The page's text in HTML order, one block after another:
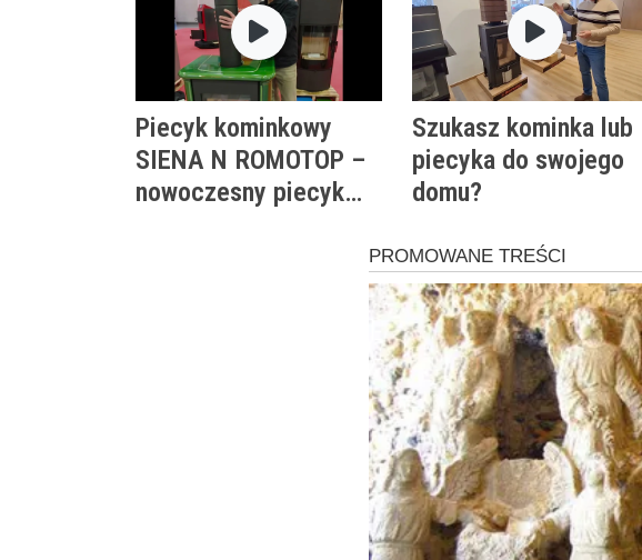
Piecyk kominkowy
SIENA N ROMOTOP –
nowoczesny piecyk
Szukasz kominka lub
piecyka do swojego
domu?